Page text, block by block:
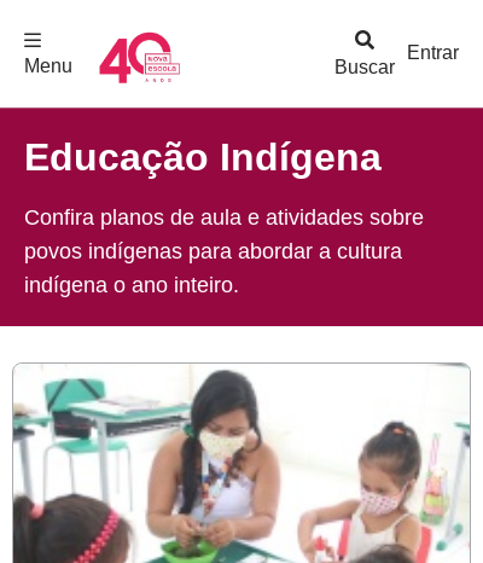
Buscar
Menu
Entrar
Educação Indígena
Confira planos de aula e atividades sobre
povos indígenas para abordar a cultura
indígena o ano inteiro.